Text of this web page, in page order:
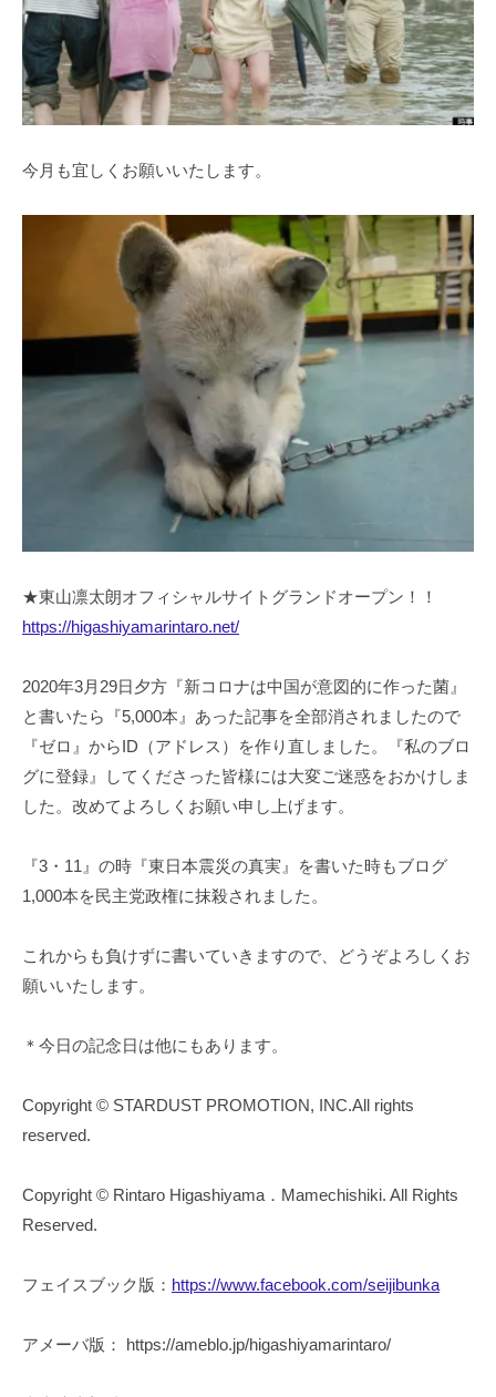
今月も宜しくお願いいたします。
★東山凛太朗オフィシャルサイトグランドオープン！！
https://higashiyamarintaro.net/
2020年3月29日夕方『新コロナは中国が意図的に作った菌』
と書いたら『5,000本』あった記事を全部消されましたので
『ゼロ』からID（アドレス）を作り直しました。『私のブロ
グに登録』してくださった皆様には大変ご迷惑をおかけしま
した。改めてよろしくお願い申し上げます。
『3・11』の時『東日本震災の真実』を書いた時もブログ
1,000本を民主党政権に抹殺されました。
これからも負けずに書いていきますので、どうぞよろしくお
願いいたします。
＊今日の記念日は他にもあります。
Copyright © STARDUST PROMOTION, INC.All rights
reserved.
Copyright © Rintaro Higashiyama．Mamechishiki. All Rights
Reserved.
フェイスブック版： https://www.facebook.com/seijibunka
アメーバ版： https://ameblo.jp/higashiyamarintaro/